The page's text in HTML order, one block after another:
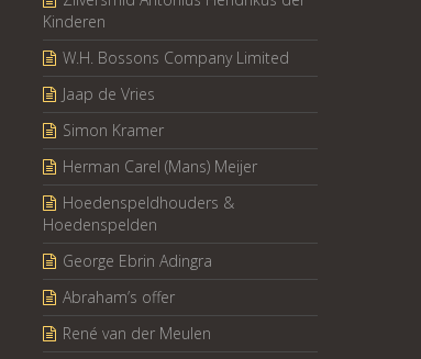
Kinderen
W.H. Bossons Company Limited
Jaap de Vries
Simon Kramer
Herman Carel (Mans) Meijer
Hoedenspeldhouders &
Hoedenspelden
George Ebrin Adingra
Abraham’s offer
René van der Meulen